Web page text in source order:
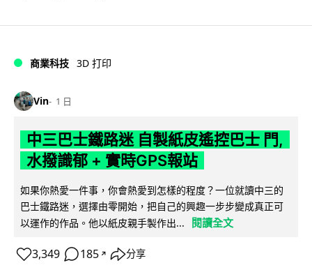
商業科技 3D 打印
Vin 1 日
中三巴士鐵路迷 自製紙皮遙控巴士 門,
水撥識郁 + 實時GPS報站
如果你熱愛一件事，你會熱愛到怎樣的程度？一位就讀中三的
巴士鐵路迷，選擇由零開始，把自己的興趣一步步變成真正可
以運作的作品。他以紙皮親手製作出...
閱讀全文
3,349 185 ↗ 分享